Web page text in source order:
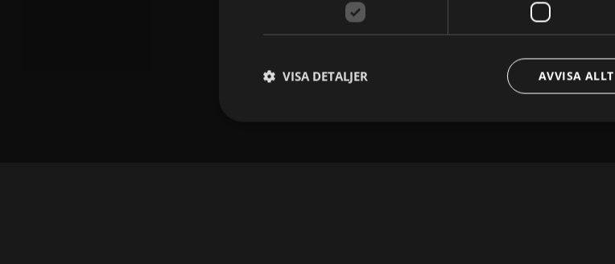
London
DANMARK
Köpenhamn
Danmark
P: +45 3698 8480
AVVISA ALLT
VISA DETALJER